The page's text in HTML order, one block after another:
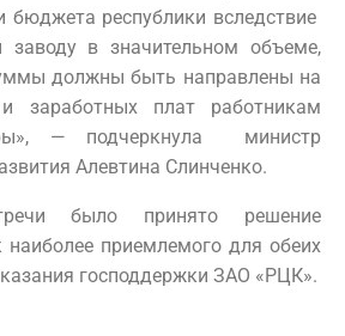
бюджета республики вследствие
в значительном объеме,
должны быть направлены на
заработных плат работникам
— подчеркнула министр
Алевтина Слинченко.
было принято решение
наиболее приемлемого для обеих
господдержки ЗАО «РЦК».